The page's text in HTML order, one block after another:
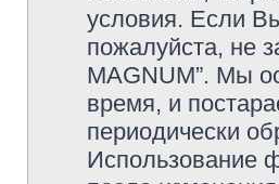
условия. Если
пожалуйста, не
MAGNUM”. Мы
время, и
периодически
Использование